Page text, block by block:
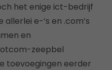
het enige ict-bedrijf
e-‘s en .com’s
en
zeepbel
toevoegingen eerder